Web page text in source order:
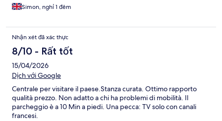
Simon, nghỉ 1 đêm
Nhận xét đã xác thực
8/10 - Rất tốt
15/04/2026
Dịch với Google
Centrale per visitare il paese.Stanza curata. Ottimo rapporto
qualità prezzo. Non adatto a chi ha problemi di mobilità. Il
parcheggio è a 10 Min a piedi. Una pecca: TV solo con canali
francesi.